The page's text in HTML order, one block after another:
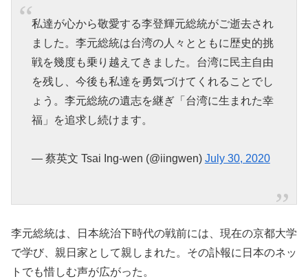
私達が心から敬愛する李登輝元総統がご逝去され
ました。李元総統は台湾の人々とともに歴史的挑
戦を幾度も乗り越えてきました。台湾に民主自由
を残し、今後も私達を勇気づけてくれることでし
ょう。李元総統の遺志を継ぎ「台湾に生まれた幸
福」を追求し続けます。
— 蔡英文 Tsai Ing-wen (@iingwen) July 30, 2020
李元総統は、日本統治下時代の戦前には、現在の京都大学
で学び、親日家として親しまれた。その訃報に日本のネッ
トでも惜しむ声が広がった。